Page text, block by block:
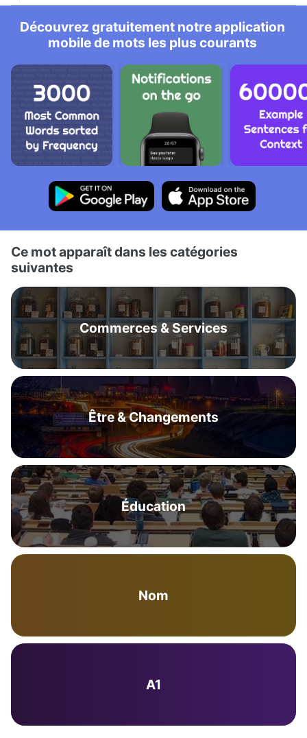
Découvrez gratuitement notre application
mobile de mots les plus courants
Ce mot apparaît dans les catégories
suivantes
Commerces & Services
Être & Changements
Éducation
Nom
A1